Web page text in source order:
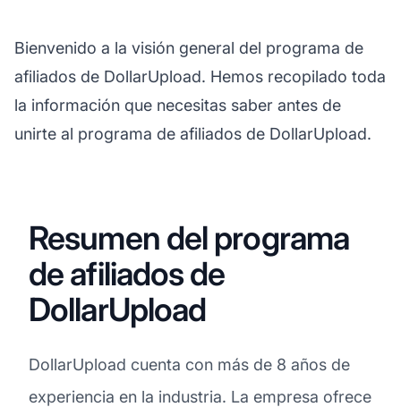
Bienvenido a la visión general del programa de
afiliados de DollarUpload. Hemos recopilado toda
la información que necesitas saber antes de
unirte al programa de afiliados de DollarUpload.
Resumen del programa
de afiliados de
DollarUpload
DollarUpload cuenta con más de 8 años de
experiencia en la industria. La empresa ofrece